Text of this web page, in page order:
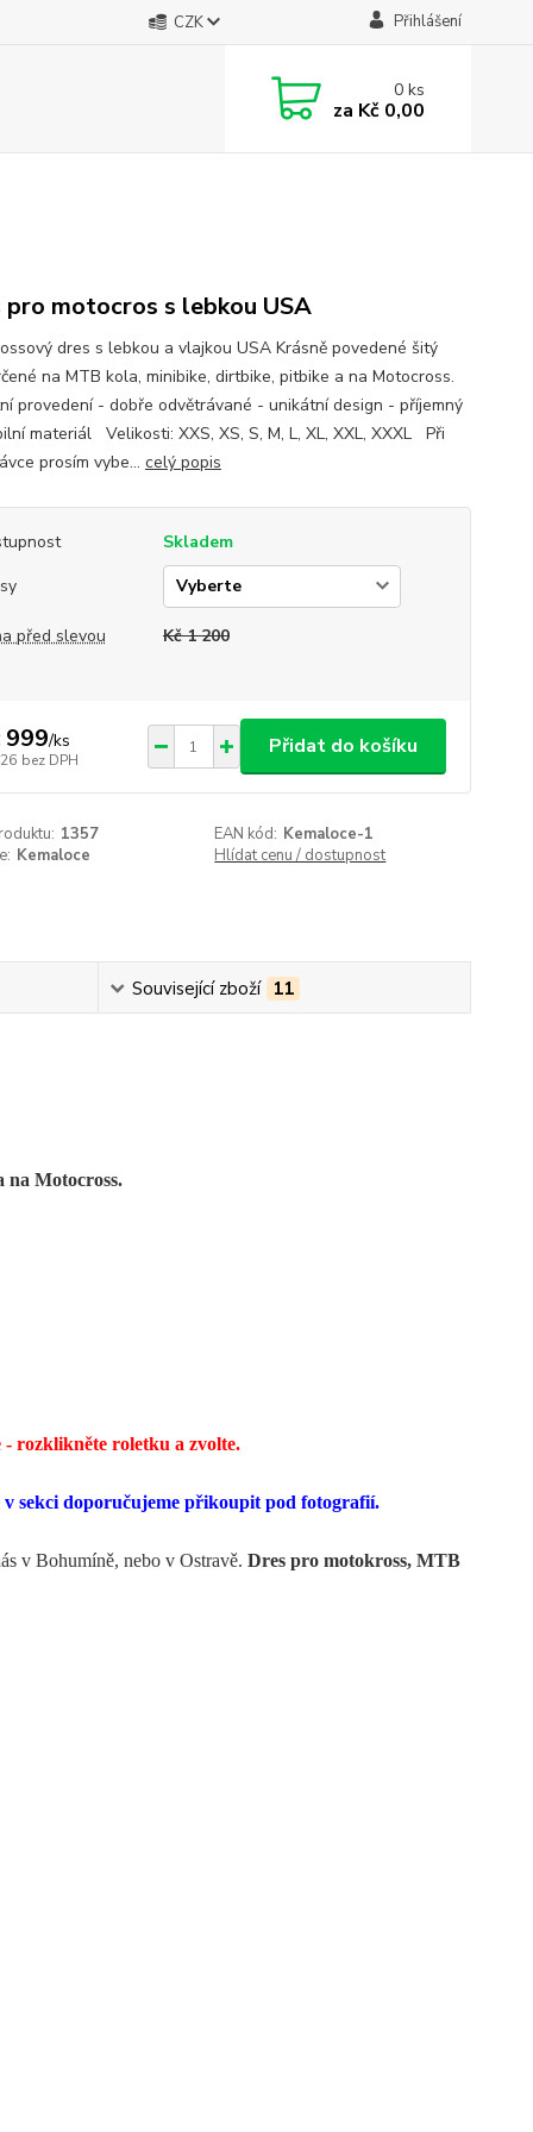
CZK Přihlášení
0ks
za Kč 0,00
pro motocros s lebkou USA
dres s lebkou a vlajkou USA Krásně povedené šitý
na MTB kola, minibike, dirtbike, pitbike a na Motocross.
provedení - dobře odvětrávané - unikátní design - příjemný
materiál Velikosti: XXS, XS, S, M, L, XL, XXL, XXXL Při
prosím vybe... celý popis
Skladem
před slevou Kč 1 200
999/ks
bez DPH
Přidat do košíku
1357 EAN kód: Kemaloce-1
Kemaloce Hlídat cenu / dostupnost
Související zboží 11
na Motocross.
rozklikněte roletku a zvolte.
sekci doporučujeme přikoupit pod fotografií.
v Bohumíně, nebo v Ostravě. Dres pro motokross, MTB